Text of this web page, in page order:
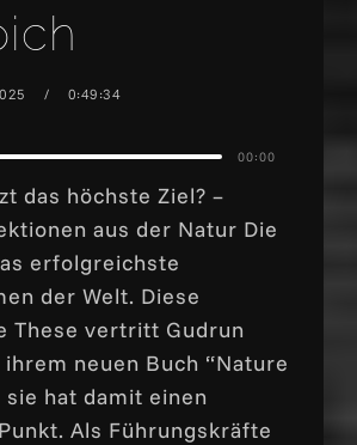
0:49:34
00:00
das höchste Ziel? –
aus der Natur Die
erfolgreichste
der Welt. Diese
These vertritt Gudrun
neuen Buch “Nature
sie hat damit einen
Als Führungskräfte